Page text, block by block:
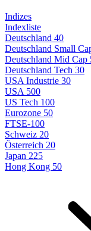
Indizes
Indexliste
Deutschland 40
Deutschland Small
Deutschland Mid Cap
Deutschland Tech 30
USA Industrie 30
USA 500
US Tech 100
Eurozone 50
FTSE-100
Schweiz 20
Österreich 20
Japan 225
Hong Kong 50